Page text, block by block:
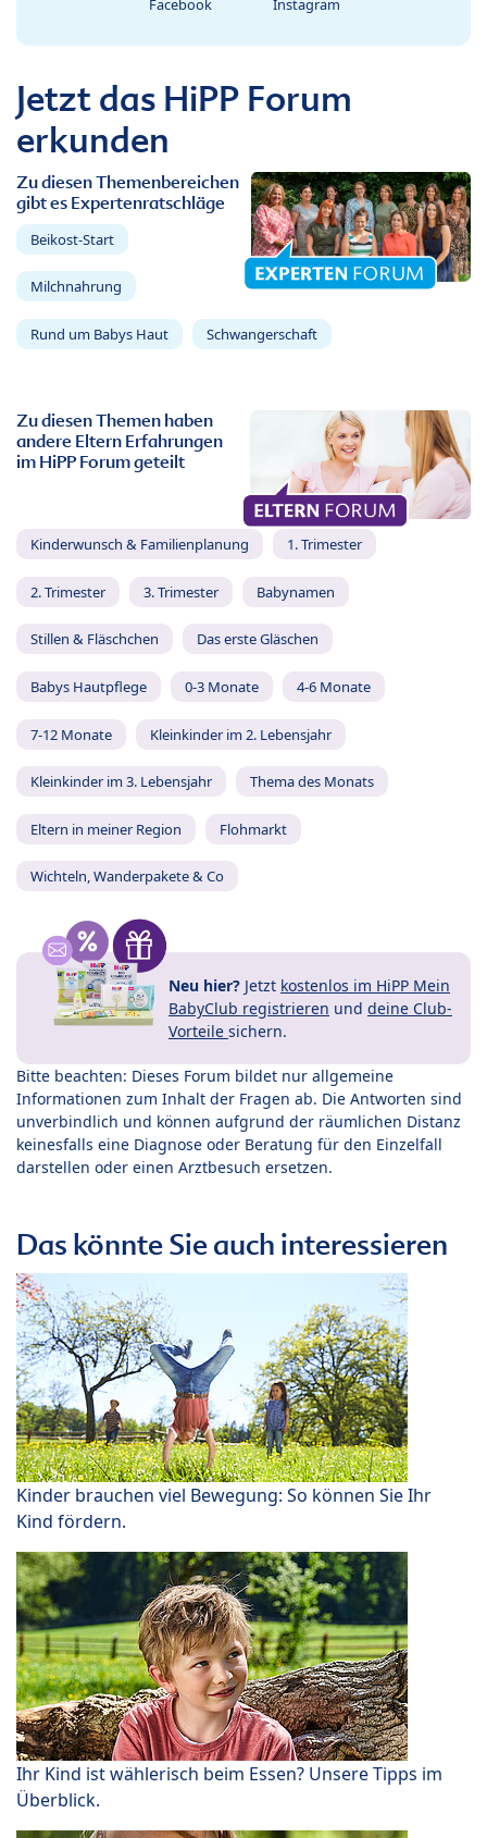
Facebook Instagram
Jetzt das HiPP Forum
erkunden
Zu diesen Themenbereichen
gibt es Expertenratschläge
Beikost-Start
Milchnahrung
Rund um Babys Haut Schwangerschaft
Zu diesen Themen haben
andere Eltern Erfahrungen
im HiPP Forum geteilt
Kinderwunsch & Familienplanung 1. Trimester
2. Trimester 3. Trimester Babynamen
Stillen & Fläschchen Das erste Gläschen
Babys Hautpflege 0-3 Monate 4-6 Monate
7-12 Monate Kleinkinder im 2. Lebensjahr
Kleinkinder im 3. Lebensjahr Thema des Monats
Eltern in meiner Region Flohmarkt
Wichteln, Wanderpakete & Co
Neu hier? Jetzt kostenlos im HiPP Mein
BabyClub registrieren und deine Club-
Vorteile sichern.
Bitte beachten: Dieses Forum bildet nur allgemeine
Informationen zum Inhalt der Fragen ab. Die Antworten sind
unverbindlich und können aufgrund der räumlichen Distanz
keinesfalls eine Diagnose oder Beratung für den Einzelfall
darstellen oder einen Arztbesuch ersetzen.
Das könnte Sie auch interessieren
Kinder brauchen viel Bewegung: So können Sie Ihr
Kind fördern.
Ihr Kind ist wählerisch beim Essen? Unsere Tipps im
Überblick.